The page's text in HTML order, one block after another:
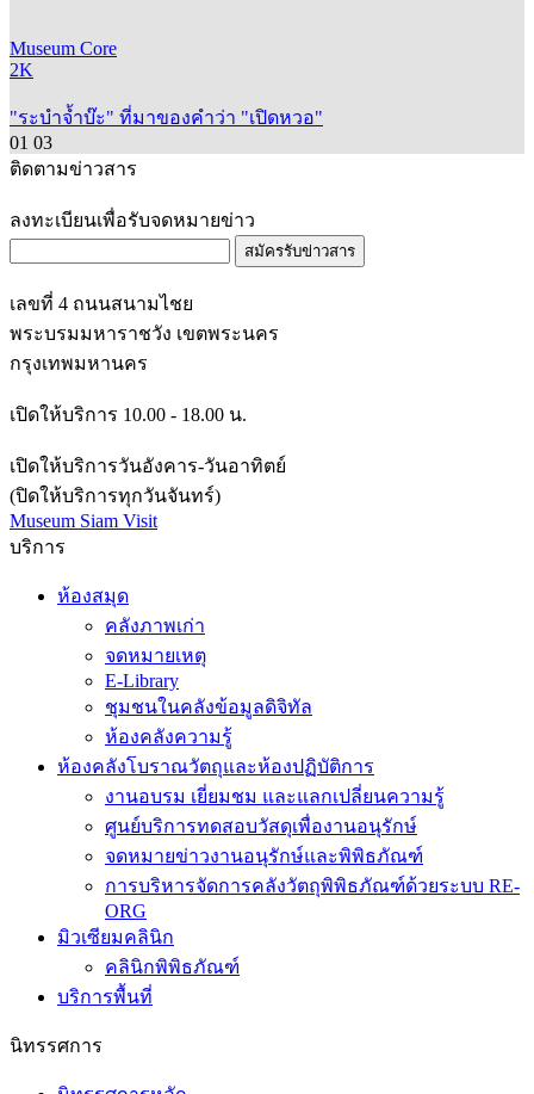
Museum Core
2K
"ระบำจ้ำบ๊ะ" ที่มาของคำว่า "เปิดหวอ"
01 03
ติดตามข่าวสาร
ลงทะเบียนเพื่อรับจดหมายข่าว
สมัครรับข่าวสาร
เลขที่ 4 ถนนสนามไชย
พระบรมมหาราชวัง เขตพระนคร
กรุงเทพมหานคร
เปิดให้บริการ 10.00 - 18.00 น.
เปิดให้บริการวันอังคาร-วันอาทิตย์
(ปิดให้บริการทุกวันจันทร์)
Museum Siam Visit
บริการ
ห้องสมุด
คลังภาพเก่า
จดหมายเหตุ
E-Library
ชุมชนในคลังข้อมูลดิจิทัล
ห้องคลังความรู้
ห้องคลังโบราณวัตถุและห้องปฏิบัติการ
งานอบรม เยี่ยมชม และแลกเปลี่ยนความรู้
ศูนย์บริการทดสอบวัสดุเพื่องานอนุรักษ์
จดหมายข่าวงานอนุรักษ์และพิพิธภัณฑ์
การบริหารจัดการคลังวัตถุพิพิธภัณฑ์ด้วยระบบ RE-
ORG
มิวเซียมคลินิก
คลินิกพิพิธภัณฑ์
บริการพื้นที่
นิทรรศการ